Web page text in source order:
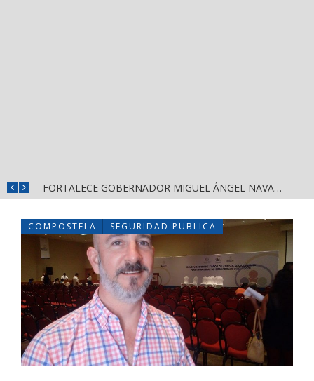
FORTALECE GOBERNADOR MIGUEL ÁNGEL NAVARRO LA COORDINACIÓN CON EL SECTOR EDUCATIVO EN NAYARIT
COMPOSTELA SEGURIDAD PUBLICA